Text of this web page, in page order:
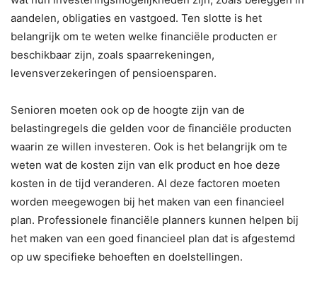
aandelen, obligaties en vastgoed. Ten slotte is het
belangrijk om te weten welke financiële producten er
beschikbaar zijn, zoals spaarrekeningen,
levensverzekeringen of pensioensparen.
Senioren moeten ook op de hoogte zijn van de
belastingregels die gelden voor de financiële producten
waarin ze willen investeren. Ook is het belangrijk om te
weten wat de kosten zijn van elk product en hoe deze
kosten in de tijd veranderen. Al deze factoren moeten
worden meegewogen bij het maken van een financieel
plan. Professionele financiële planners kunnen helpen bij
het maken van een goed financieel plan dat is afgestemd
op uw specifieke behoeften en doelstellingen.